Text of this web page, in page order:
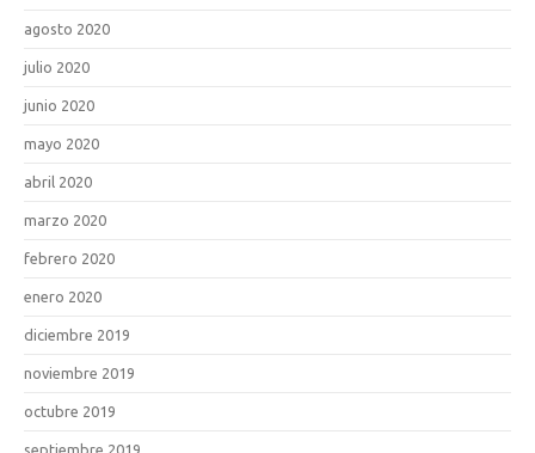
agosto 2020
julio 2020
junio 2020
mayo 2020
abril 2020
marzo 2020
febrero 2020
enero 2020
diciembre 2019
noviembre 2019
octubre 2019
septiembre 2019